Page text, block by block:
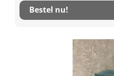
Bestel nu!